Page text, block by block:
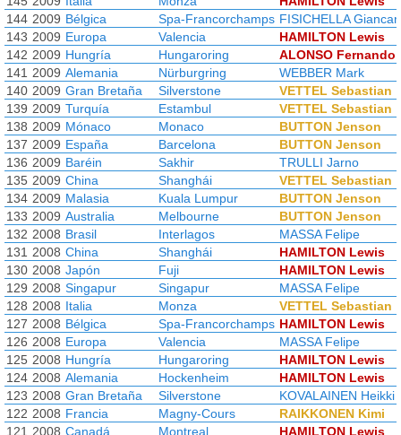
144 2009 Bélgica Spa-Francorchamps FISICHELLA
143 2009 Europa Valencia
HAMILTON Lewis
142 2009 Hungría Hungaroring
ALONSO Fernando
141 2009 Alemania Nürburgring
WEBBER Mark
140 2009 Gran Bretaña Silverstone
VETTEL Sebastian
139 2009 Turquía Estambul
VETTEL Sebastian
138 2009 Mónaco Monaco
BUTTON Jenson
137 2009 España Barcelona
BUTTON Jenson
136 2009 Baréin Sakhir
TRULLI Jarno
135 2009 China Shanghái
VETTEL Sebastian
134 2009 Malasia Kuala Lumpur
BUTTON Jenson
133 2009 Australia Melbourne
BUTTON Jenson
132 2008 Brasil Interlagos
MASSA Felipe
131 2008 China Shanghái
HAMILTON Lewis
130 2008 Japón Fuji
HAMILTON Lewis
129 2008 Singapur Singapur
MASSA Felipe
128 2008 Italia Monza
VETTEL Sebastian
127 2008 Bélgica Spa-Francorchamps HAMILTON Lewis
126 2008 Europa Valencia
MASSA Felipe
125 2008 Hungría Hungaroring
HAMILTON Lewis
124 2008 Alemania Hockenheim
HAMILTON Lewis
123 2008 Gran Bretaña Silverstone
KOVALAINEN Heikki
122 2008 Francia Magny-Cours
RAIKKONEN Kimi
121 2008 Canadá Montreal
HAMILTON Lewis